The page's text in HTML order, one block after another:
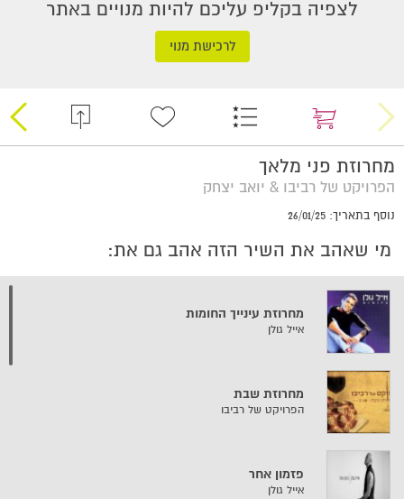
לצפיה בקליפ עליכם להיות מנויים באתר
לרכישת מנוי
מחרוזת פני מלאך
הפרויקט של רביבו & יואב יצחק
נוסף בתאריך: 26/01/25
מי שאהב את השיר הזה אהב גם את:
מחרוזת עינייך החומות
אייל גולן
מחרוזת שבת
הפרויקט של רביבו
פזמון אחר
אייל גולן